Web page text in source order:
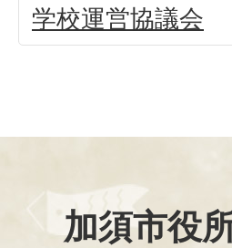
学校運営協議会
加須市役